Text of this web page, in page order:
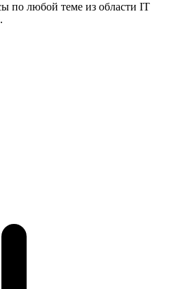
по любой теме из области IT